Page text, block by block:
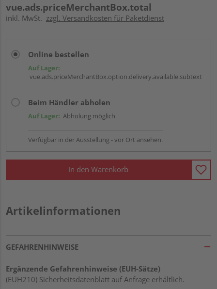
vue.ads.priceMerchantBox.total
inkl. MwSt. zzgl. Versandkosten für Paketdienst
Online bestellen
Auf Lager:
vue.ads.priceMerchantBox.option.delivery.available.subtext
Beim Händler abholen
Auf Lager: Abholung möglich
Verfügbar in der Ausstellung - vor Ort ansehen.
In den Warenkorb
Artikelinformationen
GEFAHRENHINWEISE
Ergänzende Gefahrenhinweise (EUH-Sätze)
(EUH210) Sicherheitsdatenblatt auf Anfrage erhältlich.